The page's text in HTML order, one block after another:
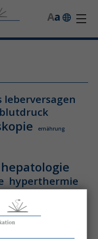
a
A
leberversagen
blutdruck
ernährung
hepatologie
hyperthermie